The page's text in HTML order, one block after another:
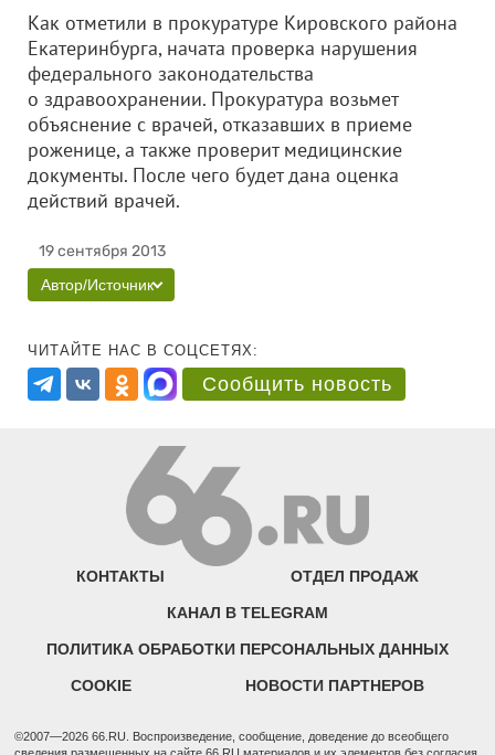
Как отметили в прокуратуре Кировского района
Екатеринбурга, начата проверка нарушения
федерального законодательства
о здравоохранении. Прокуратура возьмет
объяснение с врачей, отказавших в приеме
роженице, а также проверит медицинские
документы. После чего будет дана оценка
действий врачей.
19 сентября 2013
Автор/Источник
ЧИТАЙТЕ НАС В СОЦСЕТЯХ:
Сообщить новость
КОНТАКТЫ ОТДЕЛ ПРОДАЖ
КАНАЛ В TELEGRAM
ПОЛИТИКА ОБРАБОТКИ ПЕРСОНАЛЬНЫХ ДАННЫХ
COOKIE НОВОСТИ ПАРТНЕРОВ
©2007—2026 66.RU. Воспроизведение, сообщение, доведение до всеобщего